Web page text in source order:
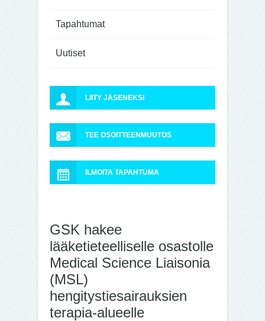
Tapahtumat
Uutiset
LIITY JÄSENEKSI
TEE OSOITTEENMUUTOS
ILMOITA TAPAHTUMA
GSK hakee
lääketieteelliselle osastolle
Medical Science Liaisonia
(MSL)
hengitystiesairauksien
terapia-alueelle